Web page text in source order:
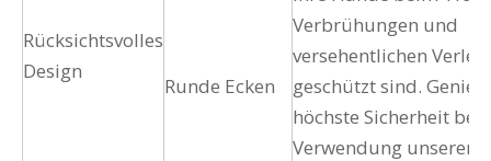
Rücksichtsvolles
Design
Runde Ecken
Verbrühungen und
versehentlichen
geschützt sind.
höchste Sicherheit bei
Verwendung unserer